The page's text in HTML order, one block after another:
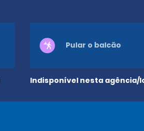
Indisponível nesta agência/
Pular o balcão